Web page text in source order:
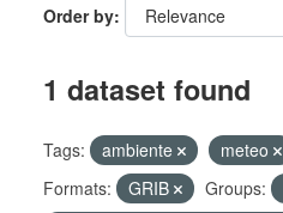
Order by
1 dataset found
Tags: ambiente meteo
Formats:
GRIB Groups: